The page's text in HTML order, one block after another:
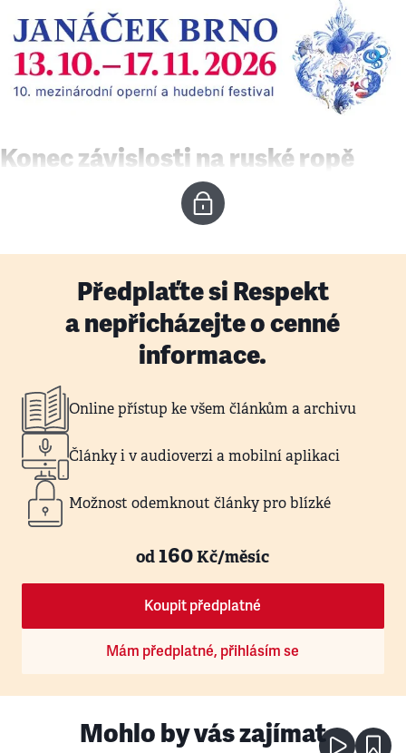
Konec závislosti na ruské ropě
Předplaťte si Respekt
a nepřicházejte o cenné
informace.
Online přístup ke všem článkům a archivu
Články i v audioverzi a mobilní aplikaci
Možnost odemknout články pro blízké
od160Kč/měsíc
Koupit předplatné
Mám předplatné, přihlásím se
Mohlo by vás zajímat